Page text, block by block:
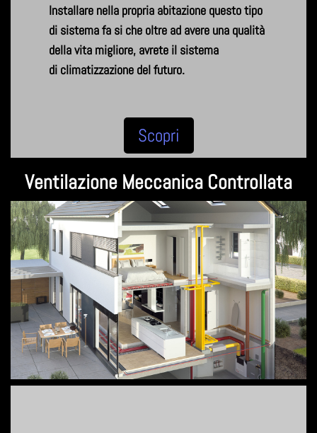
Installare nella propria abitazione questo tipo
di sistema fa si che oltre ad avere una qualità
della vita migliore, avrete il sistema
di climatizzazione del futuro.
Scopri
Ventilazione Meccanica Controllata